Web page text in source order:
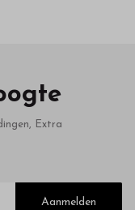
Extra
Aanmelden